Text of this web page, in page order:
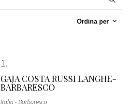
Ordina per
1
GAJA COSTA RUSSI LANGHE-
BARBARESCO
Italia - Barbaresco